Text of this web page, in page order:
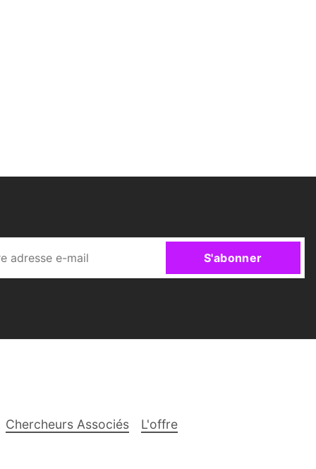
S'abonner
Chercheurs Associés
L'offre